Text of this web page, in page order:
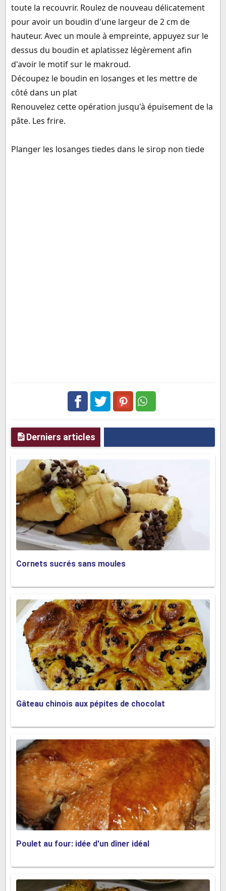
toute la recouvrir. Roulez de nouveau délicatement
pour avoir un boudin d'une largeur de 2 cm de
hauteur. Avec un moule à empreinte, appuyez sur le
dessus du boudin et aplatissez légèrement afin
d'avoir le motif sur le makroud.
Découpez le boudin en losanges et les mettre de
côté dans un plat
Renouvelez cette opération jusqu'à épuisement de la
pâte. Les frire.
Planger les losanges tiedes dans le sirop non tiede
Derniers articles
Cornets sucrés sans moules
Gâteau chinois aux pépites de chocolat
Poulet au four: idée d'un dîner idéal